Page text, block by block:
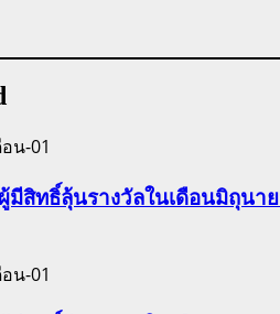
มีสิทธิ์ลุ้นรางวัลในเดือนมิถุนา